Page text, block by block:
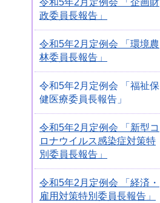
令和5年2月定例会 「企画財
政委員長報告」
令和5年2月定例会 「環境農
林委員長報告」
令和5年2月定例会 「福祉保
健医療委員長報告」
令和5年2月定例会 「新型コ
ロナウイルス感染症対策特
別委員長報告」
令和5年2月定例会 「経済・
雇用対策特別委員長報告」